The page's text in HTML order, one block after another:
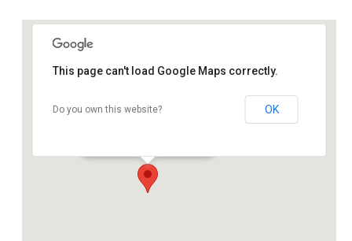
Baya Axess
This page can't load Google Maps correctly.
Do you own this website? OK